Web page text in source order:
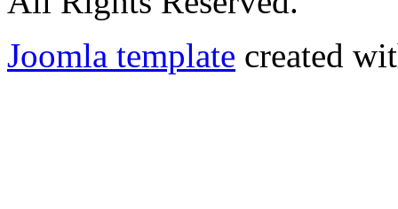
Joomla template created